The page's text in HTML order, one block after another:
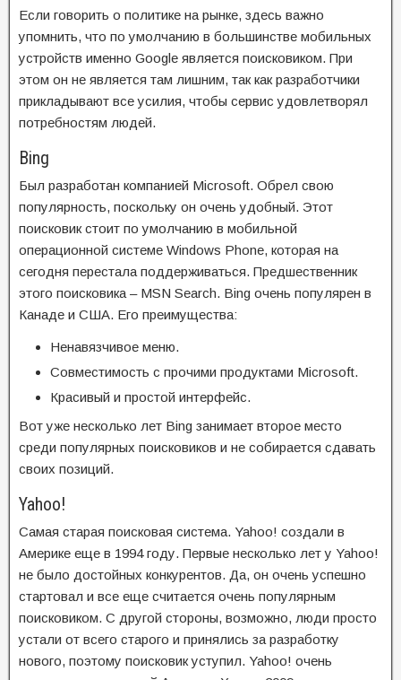
Если говорить о политике на рынке, здесь важно
упомнить, что по умолчанию в большинстве мобильных
устройств именно Google является поисковиком. При
этом он не является там лишним, так как разработчики
прикладывают все усилия, чтобы сервис удовлетворял
потребностям людей.
Bing
Был разработан компанией Microsoft. Обрел свою
популярность, поскольку он очень удобный. Этот
поисковик стоит по умолчанию в мобильной
операционной системе Windows Phone, которая на
сегодня перестала поддерживаться. Предшественник
этого поисковика – MSN Search. Bing очень популярен в
Канаде и США. Его преимущества:
Ненавязчивое меню.
Совместимость с прочими продуктами Microsoft.
Красивый и простой интерфейс.
Вот уже несколько лет Bing занимает второе место
среди популярных поисковиков и не собирается сдавать
своих позиций.
Yahoo!
Самая старая поисковая система. Yahoo! создали в
Америке еще в 1994 году. Первые несколько лет у Yahoo!
не было достойных конкурентов. Да, он очень успешно
стартовал и все еще считается очень популярным
поисковиком. С другой стороны, возможно, люди просто
устали от всего старого и принялись за разработку
нового, поэтому поисковик уступил. Yahoo! очень